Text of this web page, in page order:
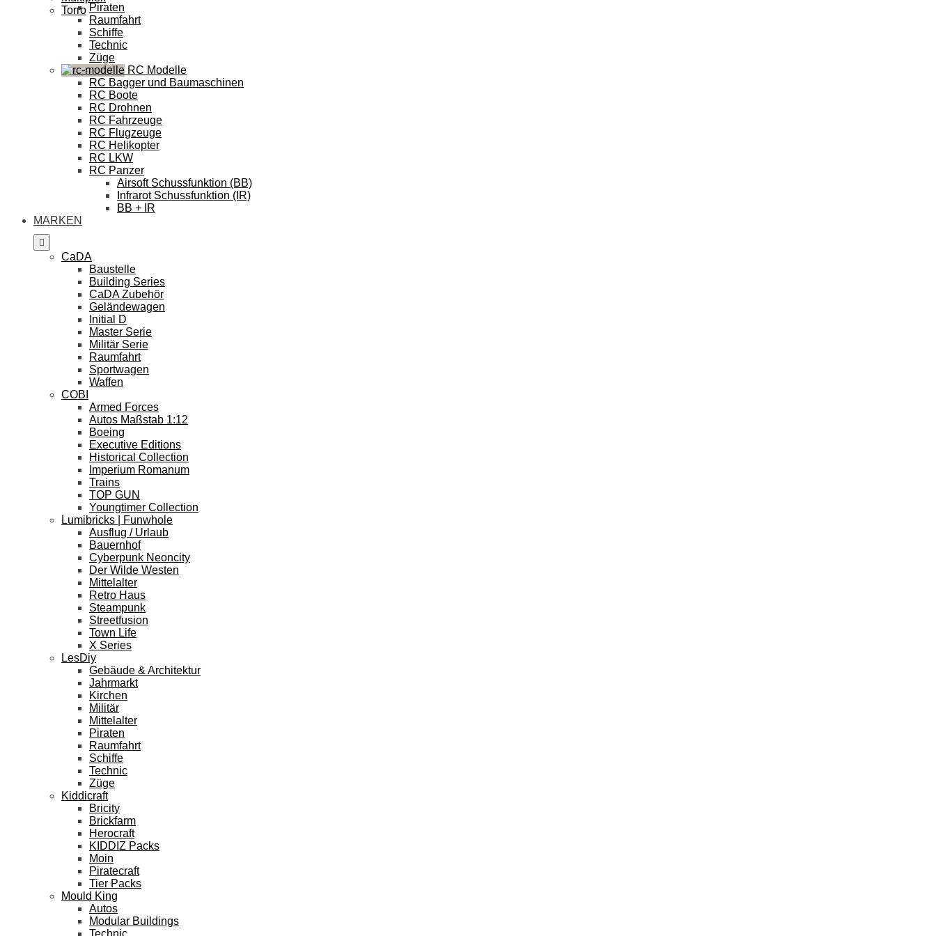
Torro Piraten
Raumfahrt
Schiffe
Technic
Züge
RC Modelle
RC Bagger und Baumaschinen
RC Boote
RC Drohnen
RC Fahrzeuge
RC Flugzeuge
RC Helikopter
RC LKW
RC Panzer
Airsoft Schussfunktion (BB)
Infrarot Schussfunktion (IR)
BB + IR
MARKEN
CaDA
Baustelle
Building Series
CaDA Zubehör
Geländewagen
Initial D
Master Serie
Militär Serie
Raumfahrt
Sportwagen
Waffen
COBI
Armed Forces
Autos Maßstab 1:12
Boeing
Executive Editions
Historical Collection
Imperium Romanum
Trains
TOP GUN
Youngtimer Collection
Lumibricks | Funwhole
Ausflug / Urlaub
Bauernhof
Cyberpunk Neoncity
Der Wilde Westen
Mittelalter
Retro Haus
Steampunk
Streetfusion
Town Life
X Series
LesDiy
Gebäude & Architektur
Jahrmarkt
Kirchen
Militär
Mittelalter
Piraten
Raumfahrt
Schiffe
Technic
Züge
Kiddicraft
Bricity
Brickfarm
Herocraft
KIDDIZ Packs
Moin
Piratecraft
Tier Packs
Mould King
Autos
Modular Buildings
Technic